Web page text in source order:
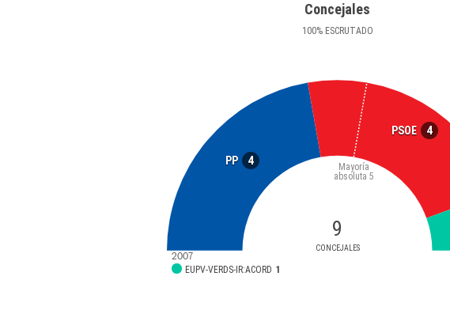
Concejales
100%ESCRUTADO
PP 4
PSOE 4
9
CONCEJALES
Mayoría
absoluta 5
EUPV-VERDS-IR:ACORD 1
2007